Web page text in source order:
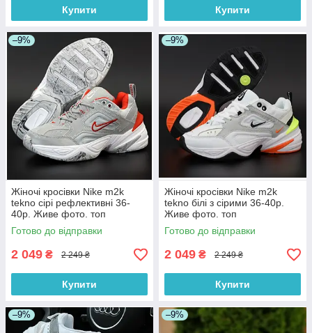
Купити Купити
–9%
Жіночі кросівки Nike m2k
tekno сірі рефлективні 36-
40р. Живе фото. топ
Готово до відправки
2 049 ₴ 2 249 ₴
Купити
–9%
Жіночі кросівки Nike m2k
tekno білі з сірими 36-40р.
Живе фото. топ
Готово до відправки
2 049 ₴ 2 249 ₴
Купити
–9% –9%